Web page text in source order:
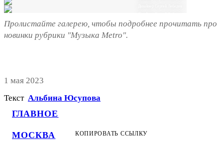
ГЛАВНОЕ
МОСКВА
Пролистайте галерею, чтобы подробнее прочитать про
новинки рубрики "Музыка Metro".
1 мая 2023
Текст Альбина Юсупова
КОПИРОВАТЬ ССЫЛКУ